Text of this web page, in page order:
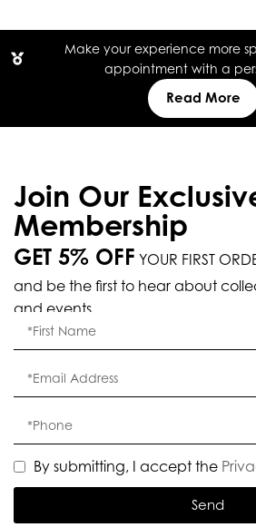
Make your experience more
appointment with a
Read More
Join Our
Membership
GET 5% OFF YOUR FIRST
and be the first to hear about
and events.
By submitting, I accept the
Send